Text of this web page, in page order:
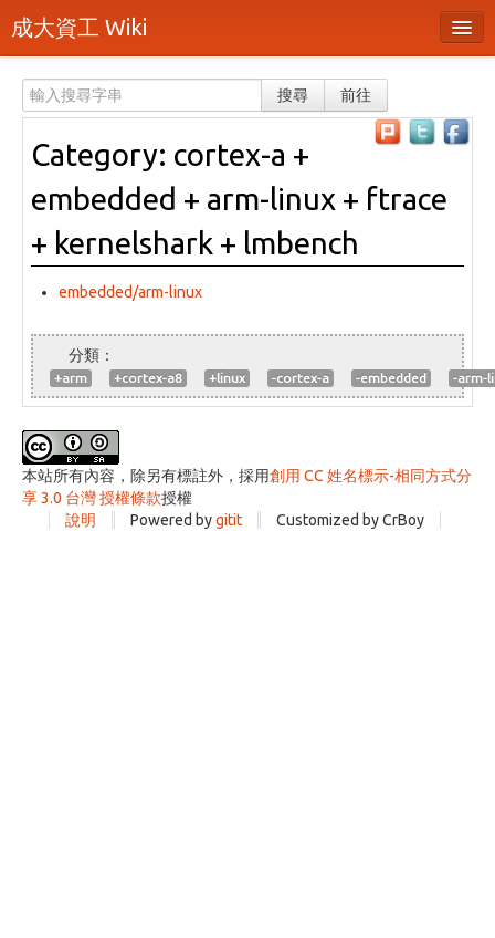
成大資工 Wiki
分類
隨機頁面
最近活動
上傳檔案
登入 / 註冊帳號
搜尋 前往
Category: cortex-a +
embedded + arm-linux + ftrace
+ kernelshark + lmbench
embedded/arm-linux
+arm +cortex-a8 +linux -cortex-a -embedded -arm-
本站所有內容，除另有標註外，採用創用 CC 姓名標示-相同方式分
享 3.0 台灣 授權條款授權
說明
Powered bygitit Customized by CrBoy